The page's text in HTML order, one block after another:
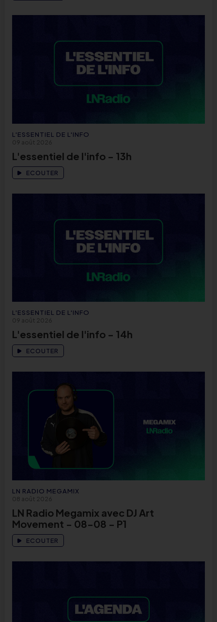
L'ESSENTIEL DE L'INFO
09 août 2026
L'essentiel de l'info - 13h
ECOUTER
L'ESSENTIEL DE L'INFO
09 août 2026
L'essentiel de l'info - 14h
ECOUTER
LN RADIO MEGAMIX
08 août 2026
LN Radio Megamix avec DJ Art
Movement - 08-08 - P1
ECOUTER